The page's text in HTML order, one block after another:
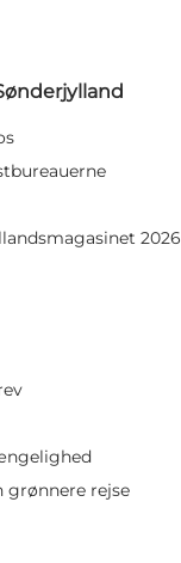
2026
grønnere rejse